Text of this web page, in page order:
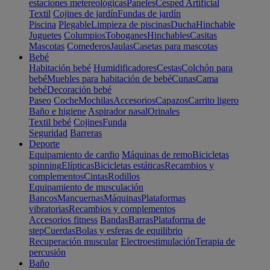
estaciones metereológicasPanelesCesped Artificial
Textil Cojines de jardínFundas de jardín
Piscina PlegableLimpieza de piscinasDuchaHinchable
Juguetes ColumpiosToboganesHinchablesCasitas
Mascotas ComederosJaulasCasetas para mascotas
Bebé
Habitación bebé HumidificadoresCestasColchón para
bebéMuebles para habitación de bebéCunasCama
bebéDecoración bebé
Paseo CocheMochilasAccesoriosCapazosCarrito ligero
Baño e higiene Aspirador nasalOrinales
Textil bebé CojinesFunda
Seguridad Barreras
Deporte
Equipamiento de cardio Máquinas de remoBicicletas
spinningElípticasBicicletas estáticasRecambios y
complementosCintasRodillos
Equipamiento de musculación
BancosMancuernasMáquinasPlataformas
vibratoriasRecambios y complementos
Accesorios fitness BandasBarrasPlataforma de
stepCuerdasBolas y esferas de equilibrio
Recuperación muscular ElectroestimulaciónTerapia de
percusión
Baño